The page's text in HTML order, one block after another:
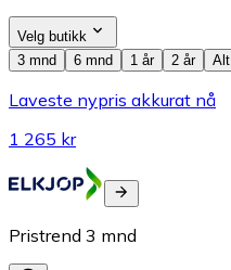
Velg butikk
3 mnd
6 mnd 1 år 2 år Alt
Laveste nypris akkurat nå
1 265 kr
Pristrend 3 mnd